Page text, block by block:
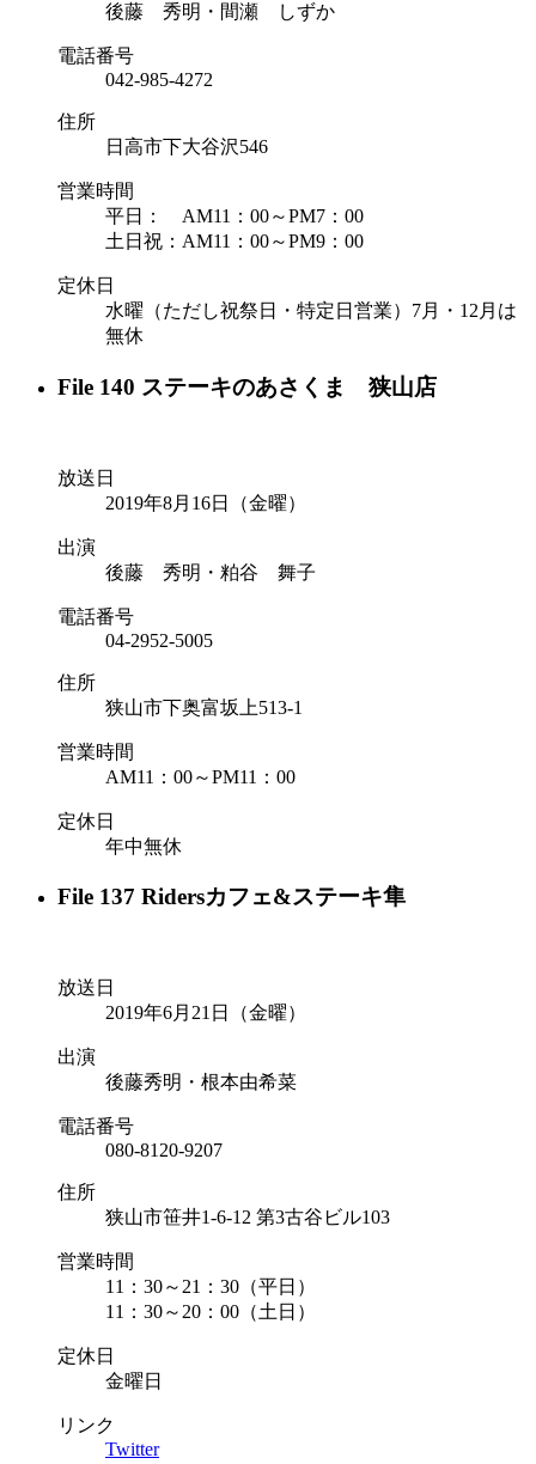
後藤 秀明・間瀬 しずか
電話番号
042-985-4272
住所
日高市下大谷沢546
営業時間
平日： AM11：00～PM7：00
土日祝：AM11：00～PM9：00
定休日
水曜（ただし祝祭日・特定日営業）7月・12月は
無休
File 140 ステーキのあさくま 狭山店
放送日
2019年8月16日（金曜）
出演
後藤 秀明・粕谷 舞子
電話番号
04-2952-5005
住所
狭山市下奥富坂上513-1
営業時間
AM11：00～PM11：00
定休日
年中無休
File 137 Ridersカフェ&ステーキ隼
放送日
2019年6月21日（金曜）
出演
後藤秀明・根本由希菜
電話番号
080-8120-9207
住所
狭山市笹井1-6-12 第3古谷ビル103
営業時間
11：30～21：30（平日）
11：30～20：00（土日）
定休日
金曜日
リンク
Twitter